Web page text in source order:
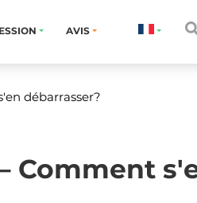
AVIS
débarrasser?
Comment